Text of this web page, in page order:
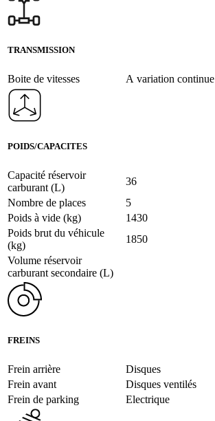
TRANSMISSION
Boite de vitesses A variation continue
POIDS/CAPACITES
Capacité réservoir
carburant (L)
36
Nombre de places
5
Poids à vide (kg)
1430
Poids brut du véhicule
(kg)
1850
Volume réservoir
carburant secondaire (L)
FREINS
Frein arrière
Disques
Frein avant
Disques ventilés
Frein de parking
Electrique